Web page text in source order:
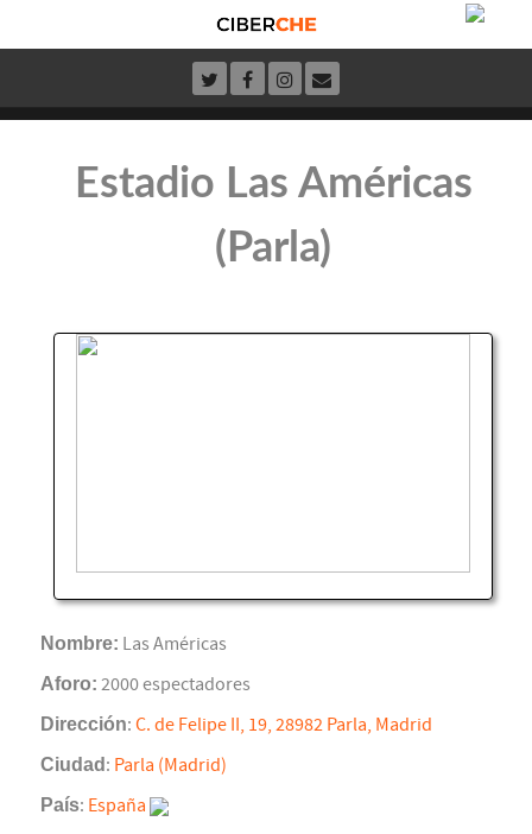
Estadio Las Américas
(Parla)
Nombre: Las Américas
Aforo: 2000 espectadores
Dirección: C. de Felipe II, 19, 28982 Parla, Madrid
Ciudad : Parla (Madrid)
País: España